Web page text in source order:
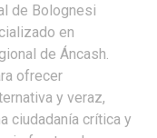
de Bolognesi
en
de Áncash.
ofrecer
y veraz,
ciudadanía crítica y